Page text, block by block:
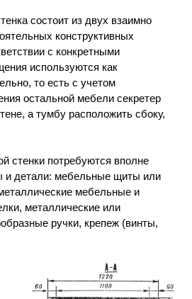
состоит из двух взаимно
конструктивных
с конкретными
используются как
то есть с учетом
остальной мебели секретер
а тумбу расположить сбоку,
стенки потребуются вполне
и детали: мебельные щиты или
мебельные и
металлические или
ручки, крепеж (винты,